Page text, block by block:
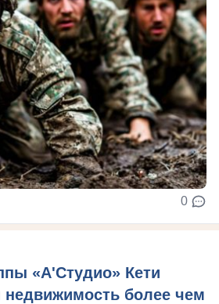
0
«А'Студио» Кети
более чем